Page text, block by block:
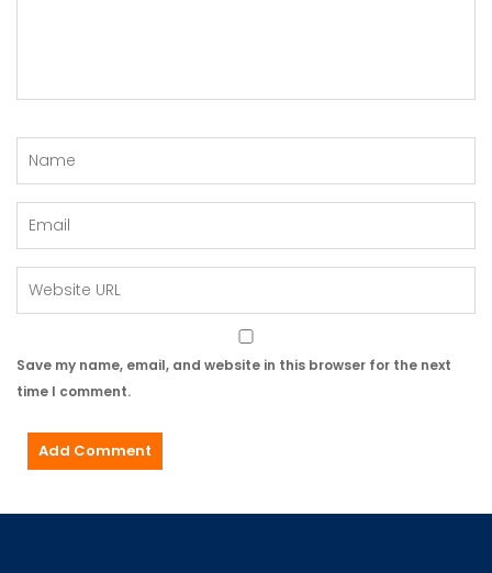
Save my name, email, and website in this browser for the next
time I comment.